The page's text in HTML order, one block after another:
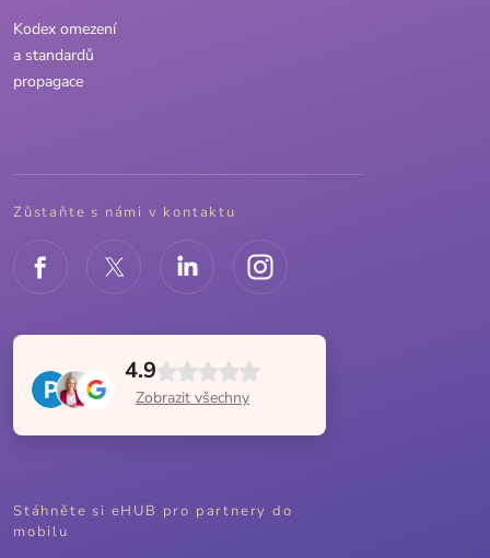
Kodex omezení
a standardů
propagace
Zůstaňte s námi v kontaktu
4.9
Zobrazit všechny
Stáhněte si eHUB pro partnery do
mobilu